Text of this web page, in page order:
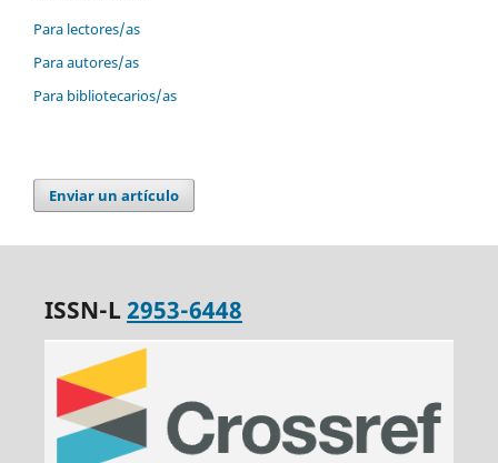
Para lectores/as
Para autores/as
Para bibliotecarios/as
Enviar un artículo
ISSN-L2953-6448